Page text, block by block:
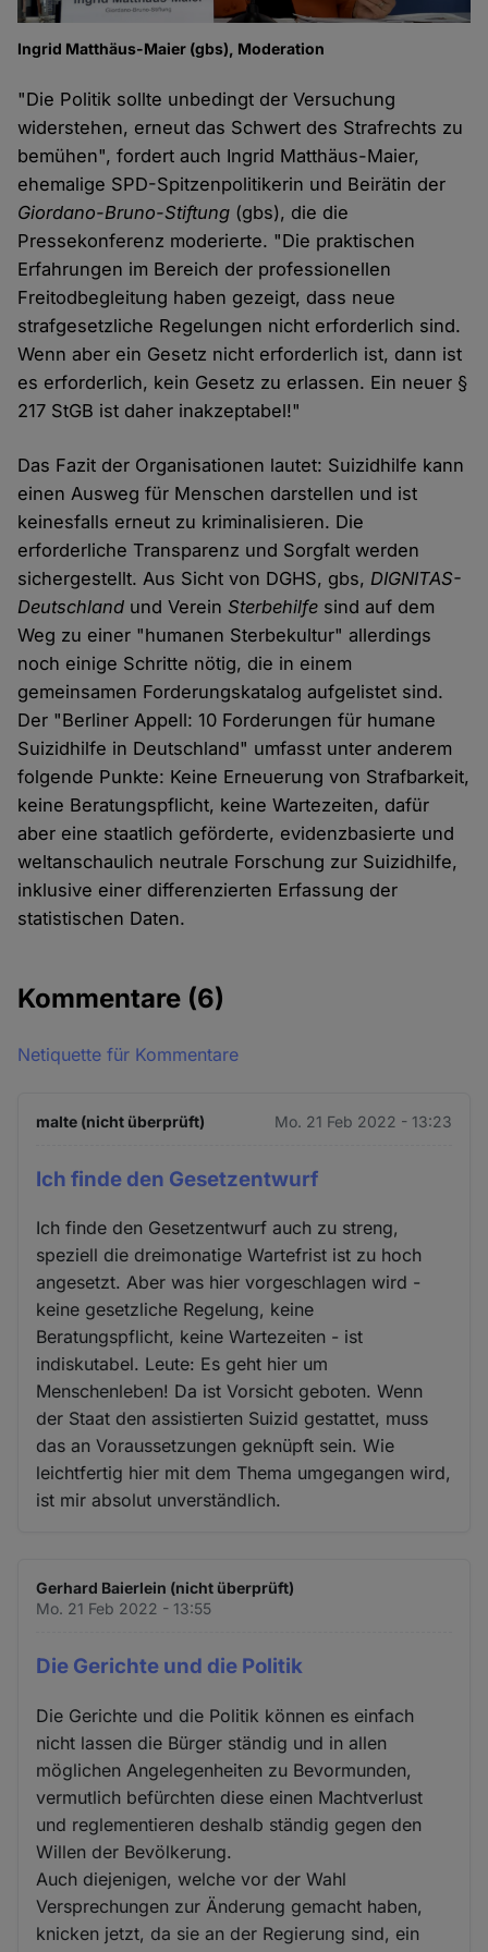
Ingrid Matthäus-Maier (gbs), Moderation
"Die Politik sollte unbedingt der Versuchung
widerstehen, erneut das Schwert des Strafrechts zu
bemühen", fordert auch Ingrid Matthäus-Maier,
ehemalige SPD-Spitzenpolitikerin und Beirätin der
Giordano-Bruno-Stiftung (gbs), die die
Pressekonferenz moderierte. "Die praktischen
Erfahrungen im Bereich der professionellen
Freitodbegleitung haben gezeigt, dass neue
strafgesetzliche Regelungen nicht erforderlich sind.
Wenn aber ein Gesetz nicht erforderlich ist, dann ist
es erforderlich, kein Gesetz zu erlassen. Ein neuer §
217 StGB ist daher inakzeptabel!"
Das Fazit der Organisationen lautet: Suizidhilfe kann
einen Ausweg für Menschen darstellen und ist
keinesfalls erneut zu kriminalisieren. Die
erforderliche Transparenz und Sorgfalt werden
sichergestellt. Aus Sicht von DGHS, gbs, DIGNITAS-
Deutschland und VereinSterbehilfe sind auf dem
Weg zu einer "humanen Sterbekultur" allerdings
noch einige Schritte nötig, die in einem
gemeinsamen Forderungskatalog aufgelistet sind.
Der "Berliner Appell: 10 Forderungen für humane
Suizidhilfe in Deutschland" umfasst unter anderem
folgende Punkte: Keine Erneuerung von Strafbarkeit,
keine Beratungspflicht, keine Wartezeiten, dafür
aber eine staatlich geförderte, evidenzbasierte und
weltanschaulich neutrale Forschung zur Suizidhilfe,
inklusive einer differenzierten Erfassung der
statistischen Daten.
Kommentare (6)
Netiquette für Kommentare
malte (nicht überprüft) Mo. 21 Feb 2022 - 13:23
Ich finde den Gesetzentwurf
Ich finde den Gesetzentwurf auch zu streng,
speziell die dreimonatige Wartefrist ist zu hoch
angesetzt. Aber was hier vorgeschlagen wird -
keine gesetzliche Regelung, keine
Beratungspflicht, keine Wartezeiten - ist
indiskutabel. Leute: Es geht hier um
Menschenleben! Da ist Vorsicht geboten. Wenn
der Staat den assistierten Suizid gestattet, muss
das an Voraussetzungen geknüpft sein. Wie
leichtfertig hier mit dem Thema umgegangen wird,
ist mir absolut unverständlich.
Gerhard Baierlein (nicht überprüft)
Mo. 21 Feb 2022 - 13:55
Die Gerichte und die Politik
Die Gerichte und die Politik können es einfach
nicht lassen die Bürger ständig und in allen
möglichen Angelegenheiten zu Bevormunden,
vermutlich befürchten diese einen Machtverlust
und reglementieren deshalb ständig gegen den
Willen der Bevölkerung.
Auch diejenigen, welche vor der Wahl
Versprechungen zur Änderung gemacht haben,
knicken jetzt, da sie an der Regierung sind, ein